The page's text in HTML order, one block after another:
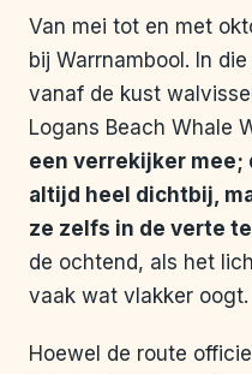
Van mei tot en met
bij Warrnambool. In
vanaf de kust
Logans Beach Whale
een verrekijker mee;
altijd heel dichtbij,
ze zelfs in de verte
de ochtend, als het
vaak wat vlakker oogt.
Hoewel de route